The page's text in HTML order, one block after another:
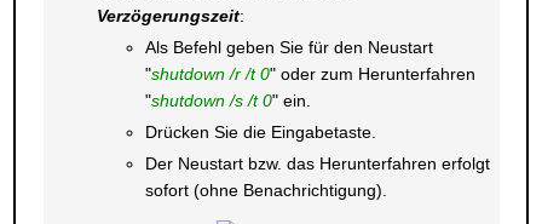
Verzögerungszeit:
Als Befehl geben Sie für den Neustart
"shutdown /r /t 0" oder zum Herunterfahren
"shutdown /s /t 0" ein.
Drücken Sie die Eingabetaste.
Der Neustart bzw. das Herunterfahren erfolgt
sofort (ohne Benachrichtigung).